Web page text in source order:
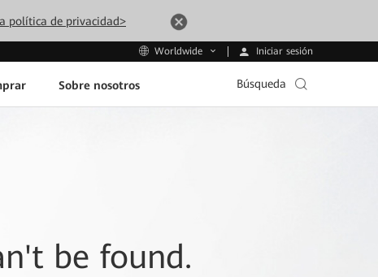
política de privacidad>
Worldwide Iniciar sesión
Sobre nosotros Búsqueda
be found.